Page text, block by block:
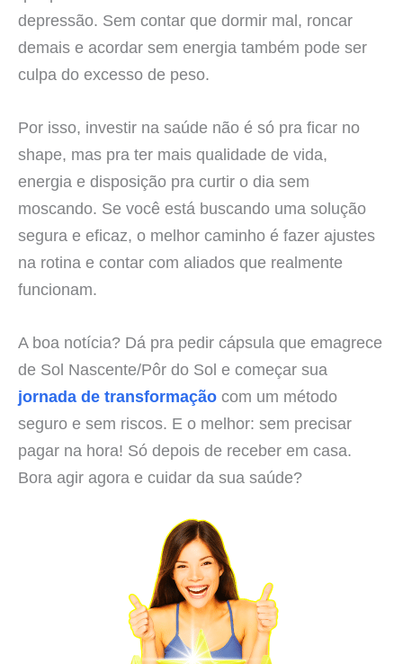
depressão. Sem contar que dormir mal, roncar
demais e acordar sem energia também pode ser
culpa do excesso de peso.
Por isso, investir na saúde não é só pra ficar no
shape, mas pra ter mais qualidade de vida,
energia e disposição pra curtir o dia sem
moscando. Se você está buscando uma solução
segura e eficaz, o melhor caminho é fazer ajustes
na rotina e contar com aliados que realmente
funcionam.
A boa notícia? Dá pra pedir cápsula que emagrece
de Sol Nascente/Pôr do Sol e começar sua
jornada de transformação com um método
seguro e sem riscos. E o melhor: sem precisar
pagar na hora! Só depois de receber em casa.
Bora agir agora e cuidar da sua saúde?